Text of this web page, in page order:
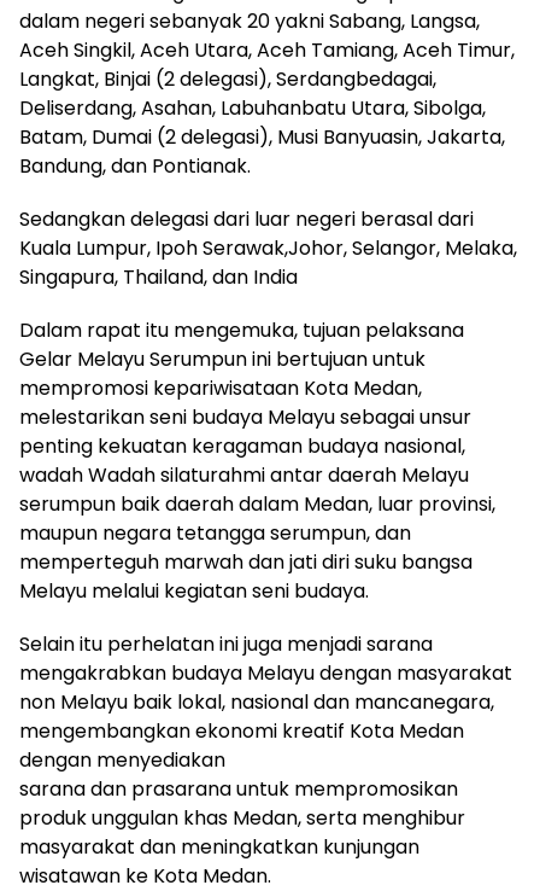
dalam negeri sebanyak 20 yakni Sabang, Langsa,
Aceh Singkil, Aceh Utara, Aceh Tamiang, Aceh Timur,
Langkat, Binjai (2 delegasi), Serdangbedagai,
Deliserdang, Asahan, Labuhanbatu Utara, Sibolga,
Batam, Dumai (2 delegasi), Musi Banyuasin, Jakarta,
Bandung, dan Pontianak.
Sedangkan delegasi dari luar negeri berasal dari
Kuala Lumpur, Ipoh Serawak,Johor, Selangor, Melaka,
Singapura, Thailand, dan India
Dalam rapat itu mengemuka, tujuan pelaksana
Gelar Melayu Serumpun ini bertujuan untuk
mempromosi kepariwisataan Kota Medan,
melestarikan seni budaya Melayu sebagai unsur
penting kekuatan keragaman budaya nasional,
wadah Wadah silaturahmi antar daerah Melayu
serumpun baik daerah dalam Medan, luar provinsi,
maupun negara tetangga serumpun, dan
memperteguh marwah dan jati diri suku bangsa
Melayu melalui kegiatan seni budaya.
Selain itu perhelatan ini juga menjadi sarana
mengakrabkan budaya Melayu dengan masyarakat
non Melayu baik lokal, nasional dan mancanegara,
mengembangkan ekonomi kreatif Kota Medan
dengan menyediakan
sarana dan prasarana untuk mempromosikan
produk unggulan khas Medan, serta menghibur
masyarakat dan meningkatkan kunjungan
wisatawan ke Kota Medan.